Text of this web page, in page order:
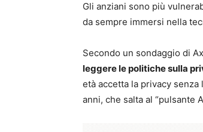
Gli anziani sono più
da sempre immersi nella
Secondo un sondaggio di
leggere le politiche sulla
età accetta la privacy
anni, che salta al “pulsante